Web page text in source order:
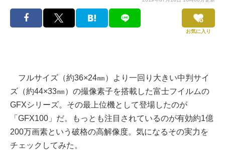
お気に入り
フルサイズ（約36×24㎜）より一回り大きい中判サイ
ズ（約44×33㎜）の撮像素子を搭載した富士フイルムの
GFXシリーズ。その最上位機として登場したのが
「GFX100」だ。もっとも注目されているのが有効約1億
200万画素という破格の高解像度。気になるその実力を
チェックしてみた。